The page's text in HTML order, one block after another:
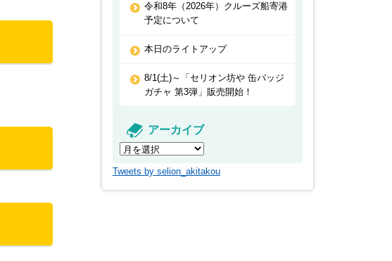
令和8年（2026年）クルーズ船寄港
予定について
本日のライトアップ
8/1(土)～「セリオン坊や 缶バッジ
ガチャ 第3弾」販売開始！
アーカイブ
Tweets by selion_akitakou